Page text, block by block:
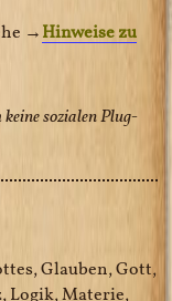
→ Hinweise zu
sozialen Plug-
Glauben, Gott,
Logik, Materie,